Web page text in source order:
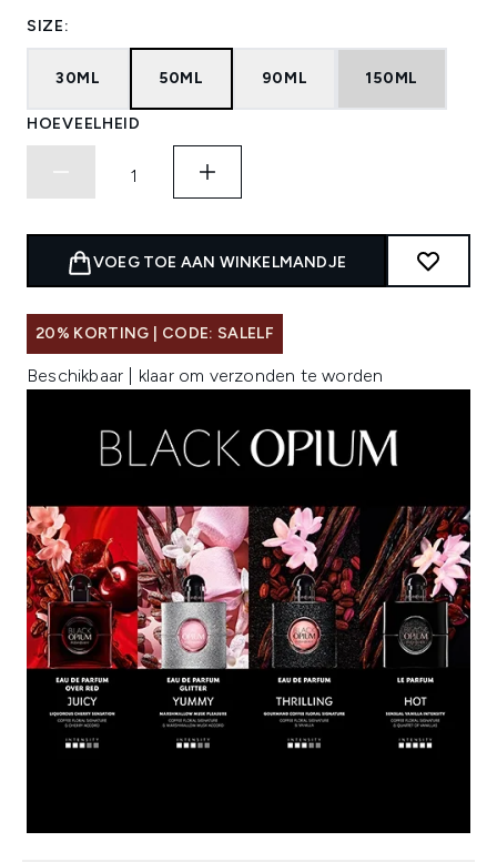
SIZE:
30ML 50ML 90ML 150ML
HOEVEELHEID
VOEG TOE AAN WINKELMANDJE
20% KORTING | CODE: SALELF
Beschikbaar | klaar om verzonden te worden